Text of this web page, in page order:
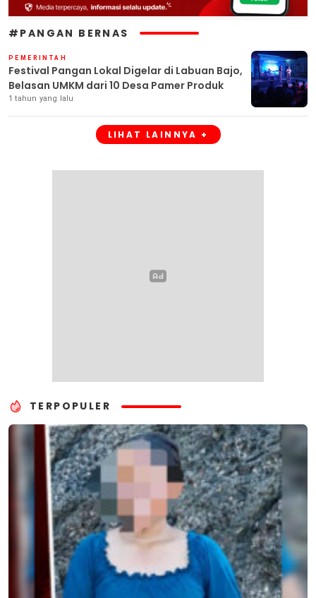
#PANGAN BERNAS
PEMERINTAH
Festival Pangan Lokal Digelar di Labuan Bajo,
Belasan UMKM dari 10 Desa Pamer Produk
1 tahun yang lalu
LIHAT LAINNYA +
TERPOPULER